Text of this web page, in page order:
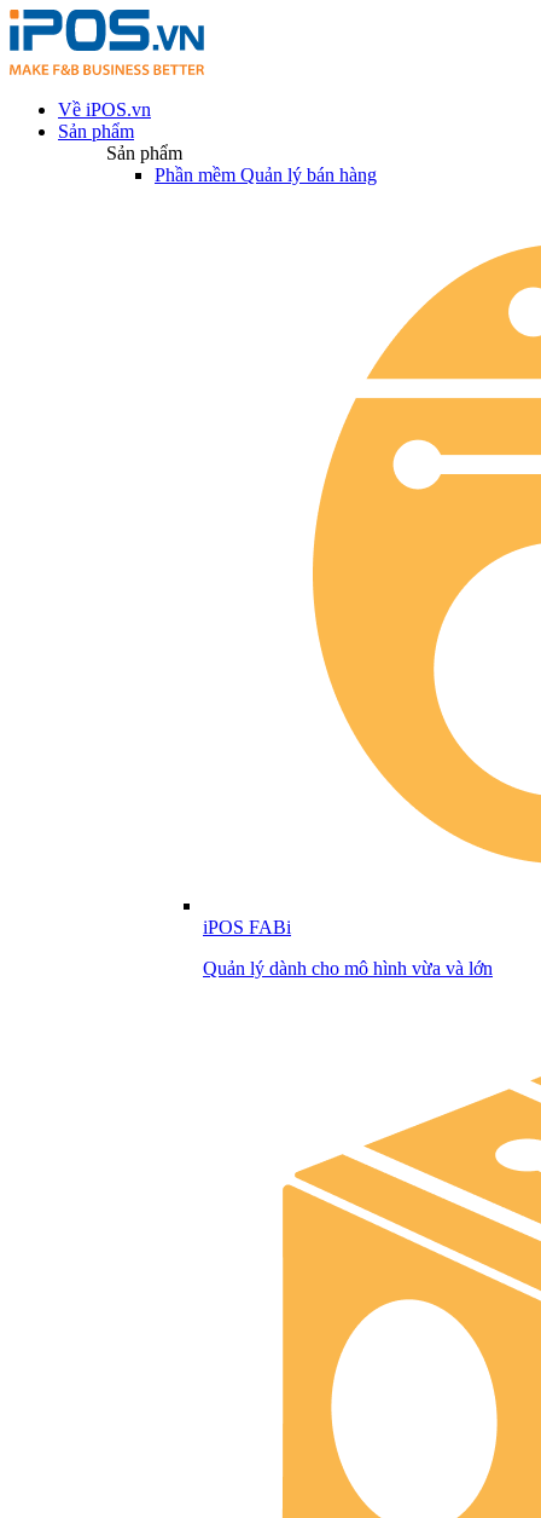
Về iPOS.vn
Sản phẩm
Sản phẩm
Phần mềm Quản lý bán hàng
iPOS FABi
Quản lý dành cho mô hình vừa và lớn